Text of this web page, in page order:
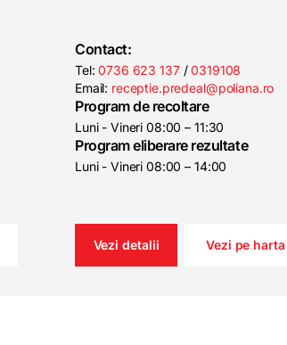
Contact:
Tel:0736 623 137 /0319108
Email: receptie.predeal@poliana.ro
Program de recoltare
Luni - Vineri 08:00 – 11:30
Program eliberare rezultate
Luni - Vineri 08:00 – 14:00
Vezi detalii Vezi pe harta